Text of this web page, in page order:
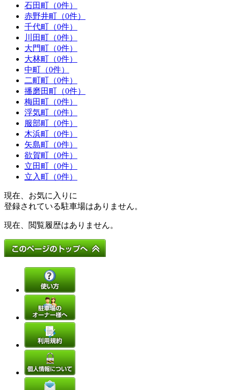
石田町（0件）
赤野井町（0件）
千代町（0件）
川田町（0件）
大門町（0件）
大林町（0件）
中町（0件）
二町町（0件）
播磨田町（0件）
梅田町（0件）
浮気町（0件）
服部町（0件）
木浜町（0件）
矢島町（0件）
欲賀町（0件）
立田町（0件）
立入町（0件）
現在、お気に入りに
登録されている駐車場はありません。
現在、閲覧履歴はありません。